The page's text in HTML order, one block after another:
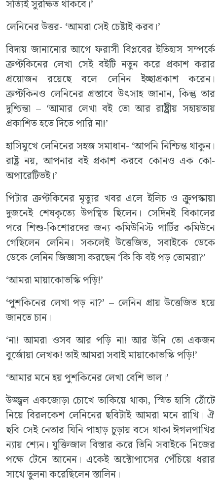
সত্যিই সুরক্ষিত থাকবে।’
লেনিনের উত্তর- ‘আমরা সেই চেষ্টাই করব।’
বিদায় জানানোর আগে ফরাসী বিপ্লবের ইতিহাস সম্পর্কে
ক্রপ্টকিনের লেখা সেই বইটি নতুন করে প্রকাশ করার
প্রয়োজন রয়েছে বলে লেনিন ইচ্ছাপ্রকাশ করেন।
ক্রপ্টকিনও লেনিনের প্রস্তাবে উৎসাহ জানান, কিন্তু তার
দুশ্চিন্তা – ‘আমার লেখা বই তো আর রাষ্ট্রীয় সহায়তায়
প্রকাশিত হতে দিতে পারি না!’
হাসিমুখে লেনিনের সহজ সমাধান- ‘আপনি নিশ্চিন্ত থাকুন।
রাষ্ট্র নয়, আপনার বই প্রকাশ করবে কোনও এক কো-
অপারেটিভই।’
পিটার ক্রপ্টকিনের মৃত্যুর খবর এলে ইলিচ ও ক্রুপস্কায়া
দুজনেই শেষকৃত্যে উপস্থিত ছিলেন। সেদিনই বিকালের
পরে শিশু-কিশোরদের জন্য কমিউনিস্ট পার্টির কমিউনে
গেছিলেন লেনিন। সকলেই উত্তেজিত, সবাইকে ডেকে
ডেকে লেনিন জিজ্ঞাসা করছেন ‘কি কি বই পড় তোমরা?’
‘আমরা মায়াকোভস্কি পড়ি!’
‘পুশকিনের লেখা পড় না?’ – লেনিন প্রায় উত্তেজিত হয়ে
জানতে চান।
‘না! আমরা ওসব আর পড়ি না! আর উনি তো একজন
বুর্জোয়া লেখক! তাই আমরা সবাই মায়াকোভস্কি পড়ি!’
‘আমার মনে হয় পুশকিনের লেখা বেশি ভাল।’
উজ্জ্বল একজোড়া চোখে তাকিয়ে থাকা, স্মিত হাসি ঠোঁটে
নিয়ে বিরলকেশ লেনিনের ছবিটাই আমরা মনে রাখি। ঐ
ছবি সেই নেতার যিনি পাহাড় চূড়ায় বসে থাকা ঈগলপাখির
ন্যায় শ্যেন। যুক্তিজাল বিস্তার করে তিনি সবাইকে নিজের
পক্ষে টেনে আনেন। একেই অক্টোপাসের পেঁচিয়ে ধরার
সাথে তুলনা করেছিলেন স্তালিন।